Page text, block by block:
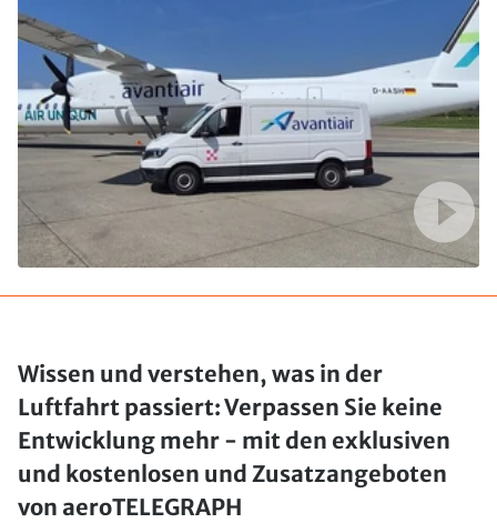
Wissen und verstehen, was in der
Luftfahrt passiert: Verpassen Sie keine
Entwicklung mehr - mit den exklusiven
und kostenlosen und Zusatzangeboten
von aeroTELEGRAPH